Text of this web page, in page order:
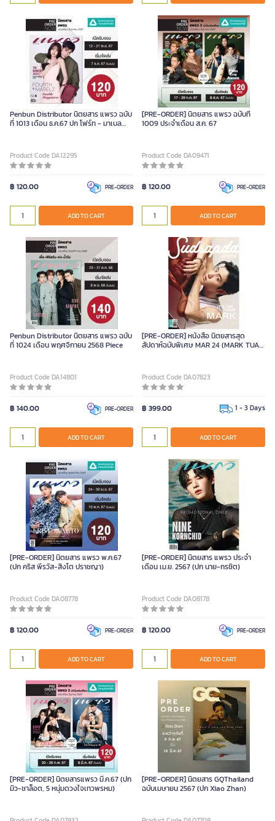
Penbun Distributor นิตยสาร แพรว ฉบับ
ที่ 1013 เดือน ธ.ค.67 ปก โฟร์ท - มาเบล
Product Code DA12295
฿ 120.00 PRE-ORDER
ADD TO CART
[PRE-ORDER] นิตยสาร แพรว ฉบับที่
1009 ประจำเดือน ส.ค. 67
Product Code DA09471
฿ 120.00 PRE-ORDER
ADD TO CART
Penbun Distributor นิตยสาร แพรว ฉบับ
ที่ 1024 เดือน พฤศจิกายน 2568 Piece
Product Code DA14801
฿ 140.00 PRE-ORDER
ADD TO CART
[PRE-ORDER] หนังสือ นิตยสารสุด
สัปดาห์ฉบับพิเศษ MAR 24 (MARK TUAN
Product Code DA07823
฿ 399.00 1 - 3 Days
ADD TO CART
[PRE-ORDER] นิตยสาร แพรว พ.ค.67
(ปก คริส พีรวัส-สิงโต ปราชญา)
Product Code DA08778
฿ 120.00 PRE-ORDER
ADD TO CART
[PRE-ORDER] นิตยสาร แพรว ประจำ
เดือน เม.ย. 2567 (ปก นาย-กรชิต)
Product Code DA08178
฿ 120.00 PRE-ORDER
ADD TO CART
[PRE-ORDER] นิตยสารแพรว มี.ค.67 (ปก
มิว-ชาล็อต, 5 หนุ่มดวงใจเทวพรหม)
[PRE-ORDER] นิตยสาร GQThailand
ฉบับเมษายน 2567 (ปก Xiao Zhan)